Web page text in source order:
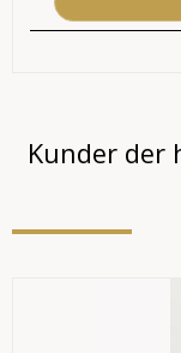
Kunder